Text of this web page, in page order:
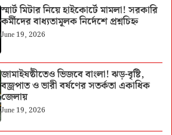
স্মার্ট মিটার নিয়ে হাইকোর্টে মামলা! সরকারি
কর্মীদের বাধ্যতামূলক নির্দেশে প্রশ্নচিহ্ন
June 19, 2026
জামাইষষ্ঠীতেও ভিজবে বাংলা! ঝড়-বৃষ্টি,
বজ্রপাত ও ভারী বর্ষণের সতর্কতা একাধিক
জেলায়
June 19, 2026